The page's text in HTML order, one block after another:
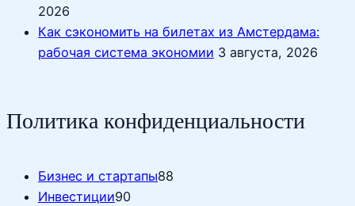
2026
Как сэкономить на билетах из Амстердама:
рабочая система экономии 3 августа, 2026
Политика конфиденциальности
Бизнес и стартапы88
Инвестиции90